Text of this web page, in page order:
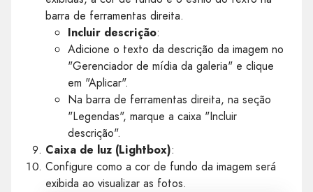
barra de ferramentas direita.
Incluir descrição:
Adicione o texto da descrição da imagem no
"Gerenciador de mídia da galeria" e clique
em "Aplicar".
Na barra de ferramentas direita, na seção
"Legendas", marque a caixa "Incluir
descrição".
Caixa de luz (Lightbox):
Configure como a cor de fundo da imagem será
exibida ao visualizar as fotos.